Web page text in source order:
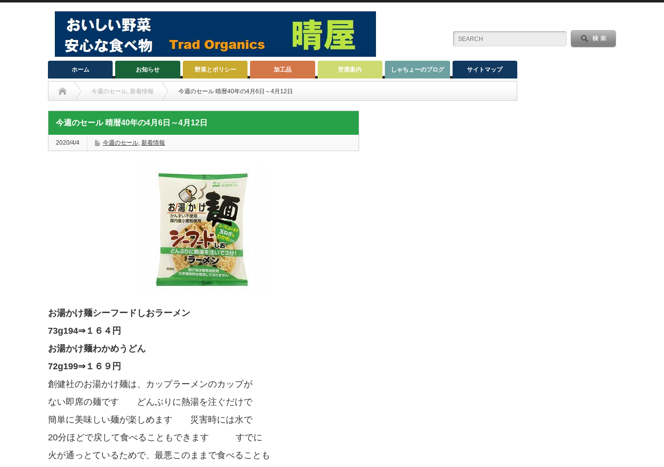
ホーム お知らせ 野菜とポリシー 加工品 営業案内 しゃちょーのブログ サイトマップ
今週のセール, 新着情報 今週のセール 晴暦40年の4月6日～4月12日
今週のセール 晴暦40年の4月6日～4月12日
2020/4/4 今週のセール, 新着情報
お湯かけ麺シーフードしおラーメン
73g194⇒１６４円
お湯かけ麺わかめうどん
72g199⇒１６９円
創健社のお湯かけ麺は、カップラーメンのカップが
ない即席の麺です どんぶりに熱湯を注ぐだけで
簡単に美味しい麺が楽しめます 災害時には水で
20分ほどで戻して食べることもできます すでに
火が通っとているためで、最悪このままで食べることも